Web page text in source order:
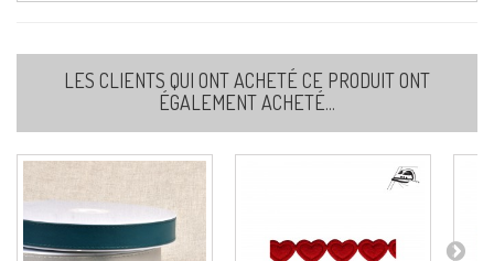
LES CLIENTS QUI ONT ACHETÉ CE PRODUIT ONT
ÉGALEMENT ACHETÉ...